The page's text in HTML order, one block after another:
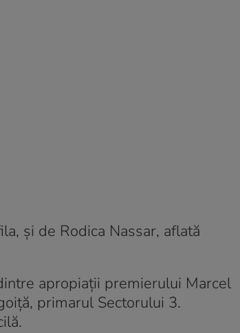
şi de Rodica Nassar, aflată
apropiaţii premierului Marcel
primarul Sectorului 3.